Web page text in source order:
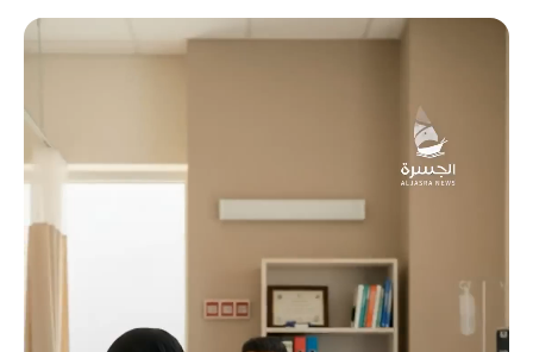
إنفوجرافيك
فيديو
قادة وملهمون